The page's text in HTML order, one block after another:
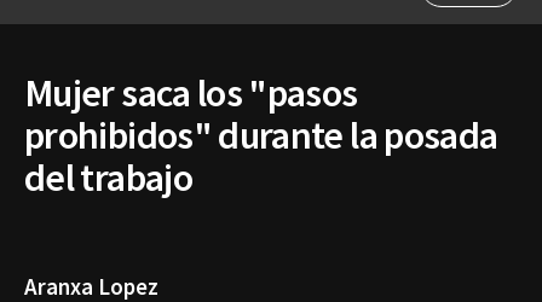
Mujer saca los "pasos
prohibidos" durante la posada
del trabajo
Aranxa Lopez